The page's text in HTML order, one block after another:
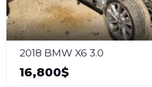
2018 BMW X6 3.0
16,800$